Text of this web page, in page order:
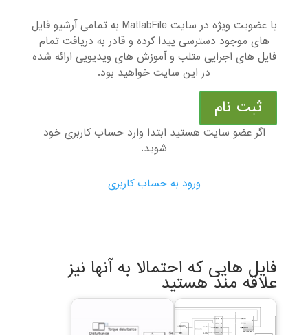
با عضویت ویژه در سایت MatlabFile به تمامی آرشیو فایل
های موجود دسترسی پیدا کرده و قادر به دریافت تمام
فایل های اجرایی متلب و آموزش های ویدیویی ارائه شده
در این سایت خواهید بود.
ثبت نام
اگر عضو سایت هستید ابتدا وارد حساب کاربری خود
شوید.
ورود به حساب کاربری
فایل هایی که احتمالا به آنها نیز
علاقه مند هستید